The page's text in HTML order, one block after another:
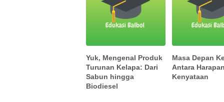
Yuk, Mengenal Produk
Turunan Kelapa: Dari
Sabun hingga
Biodiesel
Masa Depan
Antara
Kenyataan